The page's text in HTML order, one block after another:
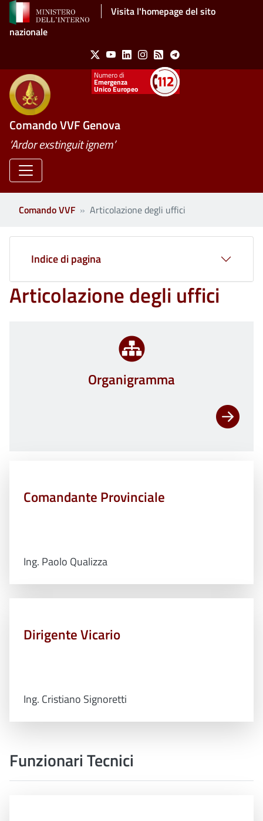
Salta al contenuto principaleVisita l'homepage del sito
nazionale
Social Menu
X YoutubeLinkedinInstagram
Feed Telegram
Emergenza
Unico Europeo
Comando VVF Genova
’Ardor exstinguit ignem’
Comando VVF Articolazione degli uffici
Articolazione degli uffici
Organigramma
Comandante Provinciale
Ing. Paolo Qualizza
Dirigente Vicario
Ing. Cristiano Signoretti
Funzionari Tecnici
Indice di pagina